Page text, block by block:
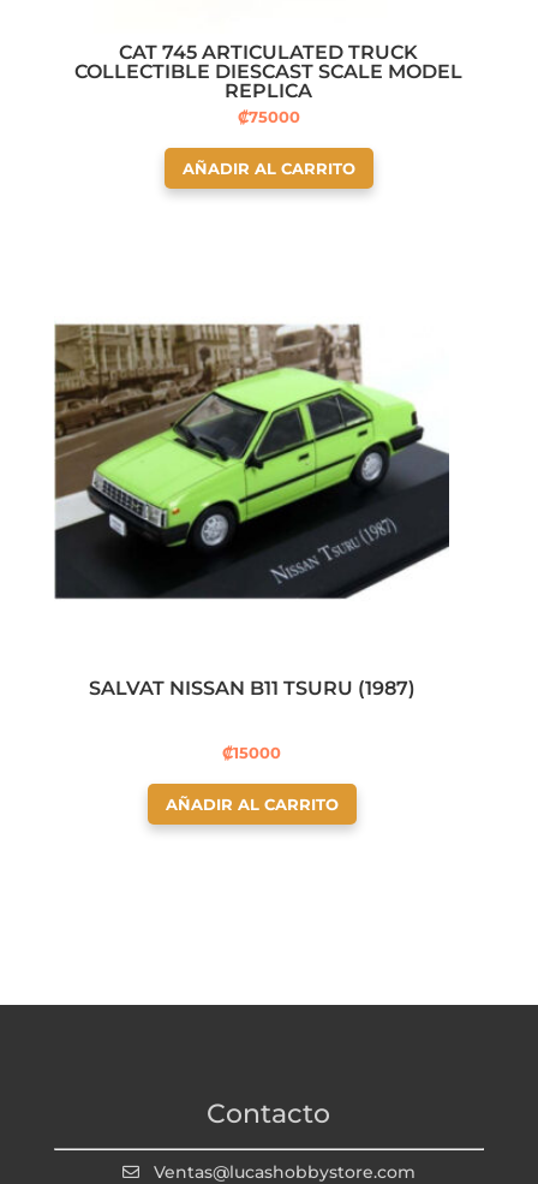
CAT 745 ARTICULATED TRUCK
COLLECTIBLE DIESCAST SCALE MODEL
REPLICA
₡75000
AÑADIR AL CARRITO
SALVAT NISSAN B11 TSURU (1987)
₡15000
AÑADIR AL CARRITO
Contacto
Ventas@lucashobbystore.com